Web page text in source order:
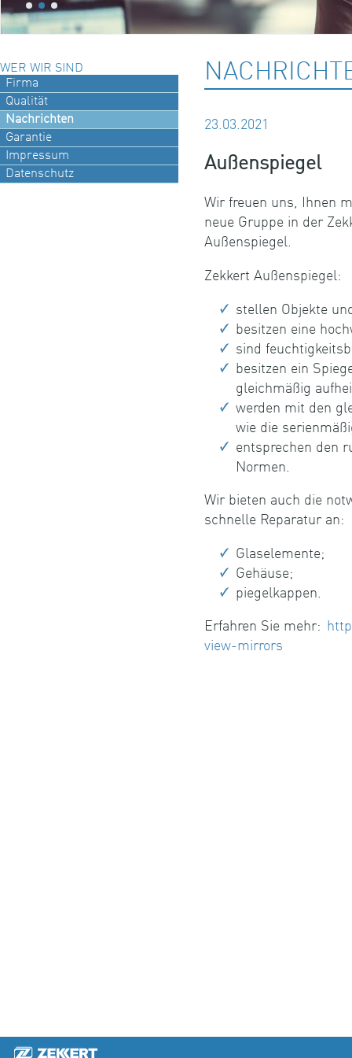
WER WIR SIND
Firma
Qualität
Nachrichten
Garantie
Impressum
Datenschutz
23.03.2021
Außenspiegel
Wir freuen uns, Ihnen
neue Gruppe in der
Außenspiegel.
Zekkert Außenspiegel:
stellen Objekte
besitzen eine
sind
besitzen ein
gleichmäßig
werden mit den
wie die
entsprechen den
Normen.
Wir bieten auch die
schnelle Reparatur an:
Glaselemente;
Gehäuse;
piegelkappen.
Erfahren Sie mehr:
view-mirrors